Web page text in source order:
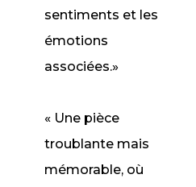
sentiments et les
émotions
associées.»
« Une pièce
troublante mais
mémorable, où